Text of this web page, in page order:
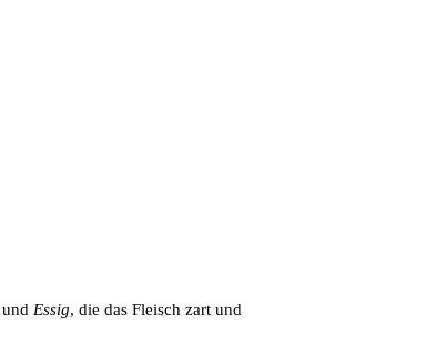
und Essig, die das Fleisch zart und